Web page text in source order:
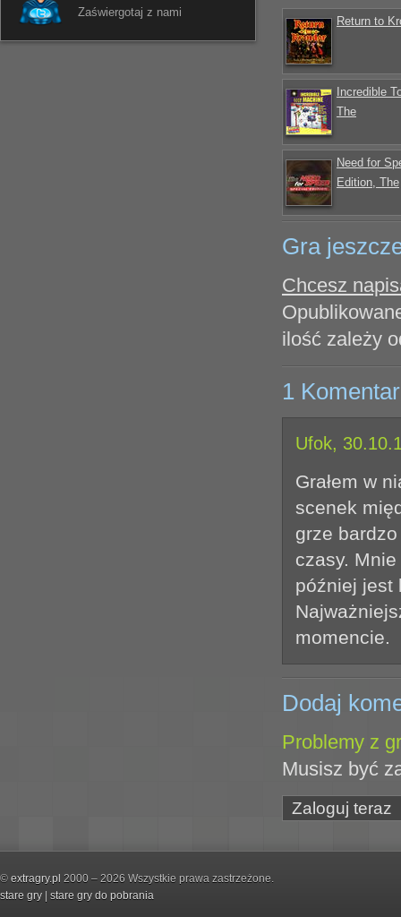
Zaświergotaj z nami
Return to
Incredible
The
Need for
Edition, The
Gra
Chcesz
ilość zależy
1
Ufok,
Grałem w
scenek
grze
czasy.
później jest
momencie.
Dodaj
Problemy z
Musisz być
Zaloguj teraz
© extragry.pl 2000 – 2026 Wszystkie prawa zastrzeżone.
stare gry
stare gry do pobrania